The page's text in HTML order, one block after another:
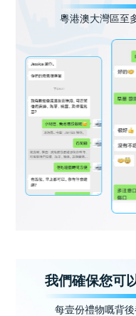
粵港澳大灣區至
我們確保您可
每壹份禮物嘅背